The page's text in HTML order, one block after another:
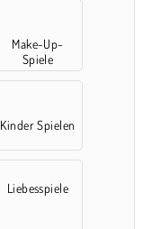
Make-Up-
Spiele
Kinder Spielen
Liebesspiele